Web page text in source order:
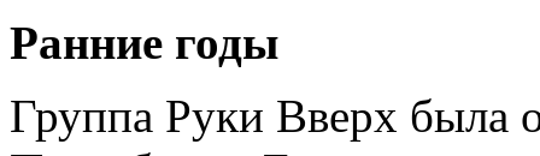
Ранние годы
Группа Руки Вверх была